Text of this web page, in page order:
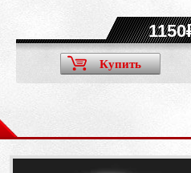
1150
Купить